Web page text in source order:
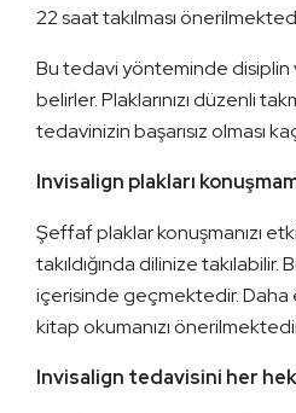
22 saat takılması
Bu tedavi yönteminde disiplin
belirler. Plaklarınızı düzenli
tedavinizin başarısız olması
Invisalign plakları
Şeffaf plaklar konuşmanızı
takıldığında dilinize
içerisinde geçmektedir. Daha
kitap okumanızı
Invisalign tedavisini her